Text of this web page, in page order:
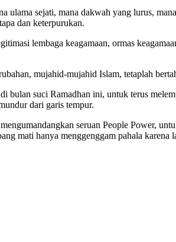
ulama sejati, mana dakwah yang lurus,
dan keterpurukan.
lembaga keagamaan, ormas
mujahid-mujahid Islam, tetaplah
bulan suci Ramadhan ini, untuk terus
dari garis tempur.
seruan People Power,
mati hanya menggenggam pahala karena